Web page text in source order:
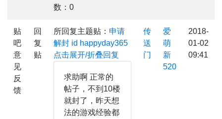
数：0
贴
吧
意
见
反
馈
回
复
贴
所回复主题贴： 申请
解封 id happyday365
点击展开/折叠回复
求助啊 正常的
帖子，不到10楼
就封了，昨天想
法的游戏经验都
传
送
门
爱
萌
新
520
2018-
01-02
09:41